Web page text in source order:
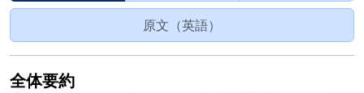
原文（英語）
全体要約